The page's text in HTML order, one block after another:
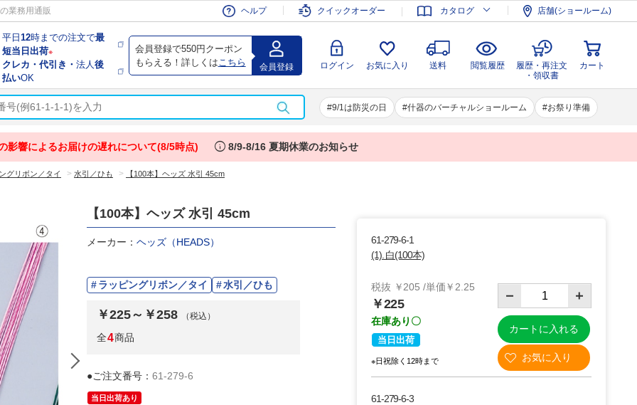
業務用通販 ヘルプ クイックオーダー カタログ 店舗(ショールーム)
平日12時までの注文で最
短当日出荷※
クレカ・代引き・法人後
払いOK
会員登録で550円クーポン
もらえる！詳しくは こちら 会員登録 ログイン お気に入り 送料 閲覧履歴
履歴・再注文
・領収書
カート
9/1は防災の日 什器のバーチャルショールーム お祭り準備
会員登録 ログイン お気に入り 送料 閲覧履歴
履歴・再注文
・領収書
カート
影響によるお届けの遅れについて(8/5時点) info 8/9-8/16 夏期休業のお知らせ
グリボン／タイ > 水引／ひも > 【100本】ヘッズ 水引 45cm
【100本】ヘッズ 水引 45cm
メーカー： ヘッズ（HEADS）
ラッピングリボン／タイ 水引／ひも
￥225～￥258 （税込）
全4商品
●ご注文番号： 61-279-6
当日出荷あり
61-279-6-1
(1). 白(100本)
税抜 ￥205 /単価￥2.25
￥225
在庫あり〇
当日出荷
※日祝除く12時まで
カートに入れる
61-279-6-3